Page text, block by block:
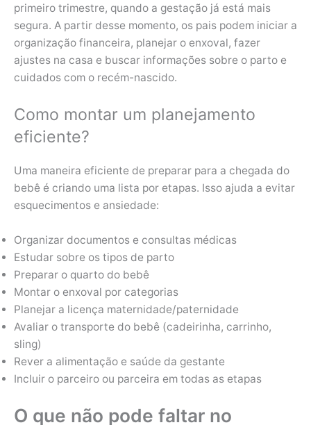
primeiro trimestre, quando a gestação já está mais
segura. A partir desse momento, os pais podem iniciar a
organização financeira, planejar o enxoval, fazer
ajustes na casa e buscar informações sobre o parto e
cuidados com o recém-nascido.
Como montar um planejamento
eficiente?
Uma maneira eficiente de preparar para a chegada do
bebê é criando uma lista por etapas. Isso ajuda a evitar
esquecimentos e ansiedade:
Organizar documentos e consultas médicas
Estudar sobre os tipos de parto
Preparar o quarto do bebê
Montar o enxoval por categorias
Planejar a licença maternidade/paternidade
Avaliar o transporte do bebê (cadeirinha, carrinho,
sling)
Rever a alimentação e saúde da gestante
Incluir o parceiro ou parceira em todas as etapas
O que não pode faltar no